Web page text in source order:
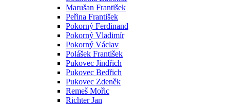
Marušan František
Peřina František
Pokorný Ferdinand
Pokorný Vladimír
Pokorný Václav
Polášek František
Pukovec Jindřich
Pukovec Bedřich
Pukovec Zdeněk
Remeš Mořic
Richter Jan